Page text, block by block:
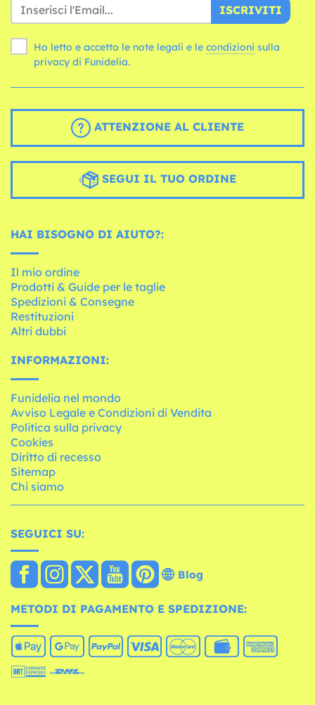
ISCRIVITI
Ho letto e accetto le note legali e le condizioni
privacy di Funidelia.
ATTENZIONE AL CLIENTE
SEGUI IL TUO ORDINE
HAI BISOGNO DI AIUTO?:
Il mio ordine
Prodotti & Guide per le taglie
Spedizioni & Consegne
Restituzioni
Altri dubbi
INFORMAZIONI:
Funidelia nel mondo
Avviso Legale e Condizioni di Vendita
Politica sulla privacy
Cookies
Diritto di recesso
Sitemap
Chi siamo
SEGUICI SU:
Blog
METODI DI PAGAMENTO E SPEDIZIONE: